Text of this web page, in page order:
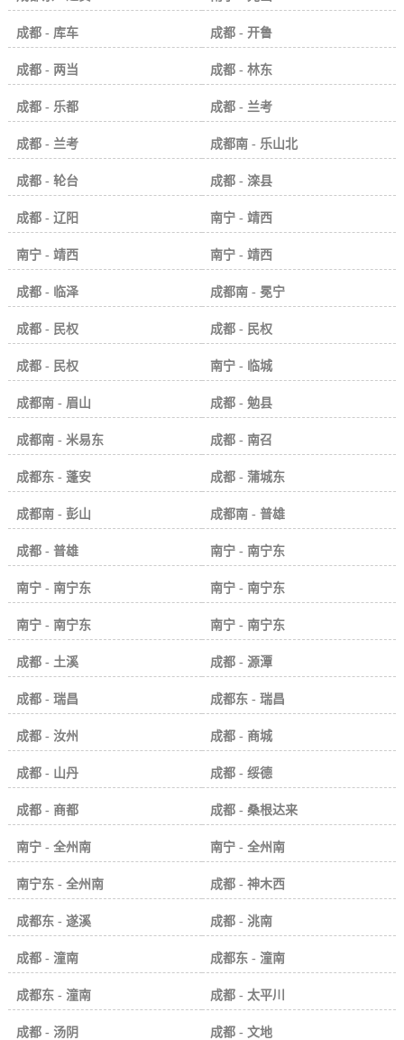
成都 - 库车 成都 - 开鲁
成都 - 两当 成都 - 林东
成都 - 乐都 成都 - 兰考
成都 - 兰考 成都南 - 乐山北
成都 - 轮台 成都 - 滦县
成都 - 辽阳 南宁 - 靖西
南宁 - 靖西 南宁 - 靖西
成都 - 临泽 成都南 - 冕宁
成都 - 民权 成都 - 民权
成都 - 民权 南宁 - 临城
成都南 - 眉山 成都 - 勉县
成都南 - 米易东 成都 - 南召
成都东 - 蓬安 成都 - 蒲城东
成都南 - 彭山 成都南 - 普雄
成都 - 普雄 南宁 - 南宁东
南宁 - 南宁东 南宁 - 南宁东
南宁 - 南宁东 南宁 - 南宁东
成都 - 土溪 成都 - 源潭
成都 - 瑞昌 成都东 - 瑞昌
成都 - 汝州 成都 - 商城
成都 - 山丹 成都 - 绥德
成都 - 商都 成都 - 桑根达来
南宁 - 全州南 南宁 - 全州南
南宁东 - 全州南 成都 - 神木西
成都东 - 遂溪 成都 - 洮南
成都 - 潼南 成都东 - 潼南
成都东 - 潼南 成都 - 太平川
成都 - 汤阴 成都 - 文地